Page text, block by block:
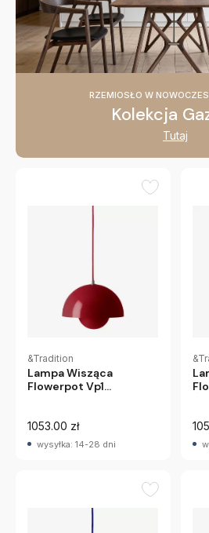
RZEMIOSŁO W
Kolekcja
Tutaj
&Tradition
Lampa Wisząca
Flowerpot Vp1
1053.00 zł
wysyłka: 14-28 dni